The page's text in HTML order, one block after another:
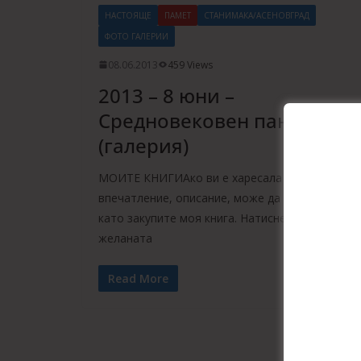
НАСТОЯЩЕ ПАМЕТ
СТАНИМАКА/АСЕНОВГРАД
ФОТО ГАЛЕРИИ
08.06.2013 459 Views
2013 – 8 юни –
Средновековен панаир
(галерия)
МОИТЕ КНИГИАко ви е харесала тази история,
впечатление, описание, може да ме
като закупите моя книга. Натиснете върху
желаната
Read More